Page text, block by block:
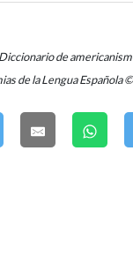
Diccionario de
de la Lengua Española